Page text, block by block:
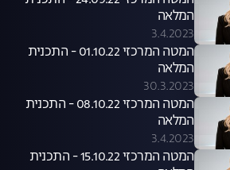
המלאה
3.4.2023
המטה המרכזי 01.10.22 - התכנית
המלאה
30.3.2023
המטה המרכזי 08.10.22 - התכנית
המלאה
3.4.2023
המטה המרכזי 15.10.22 - התכנית